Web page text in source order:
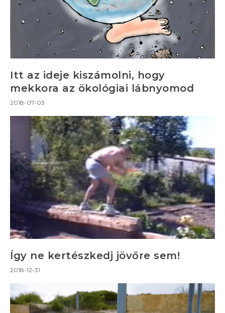
Itt az ideje kiszámolni, hogy
mekkora az ökológiai lábnyomod
2018-07-03
Így ne kertészkedj jövőre sem!
2018-12-31